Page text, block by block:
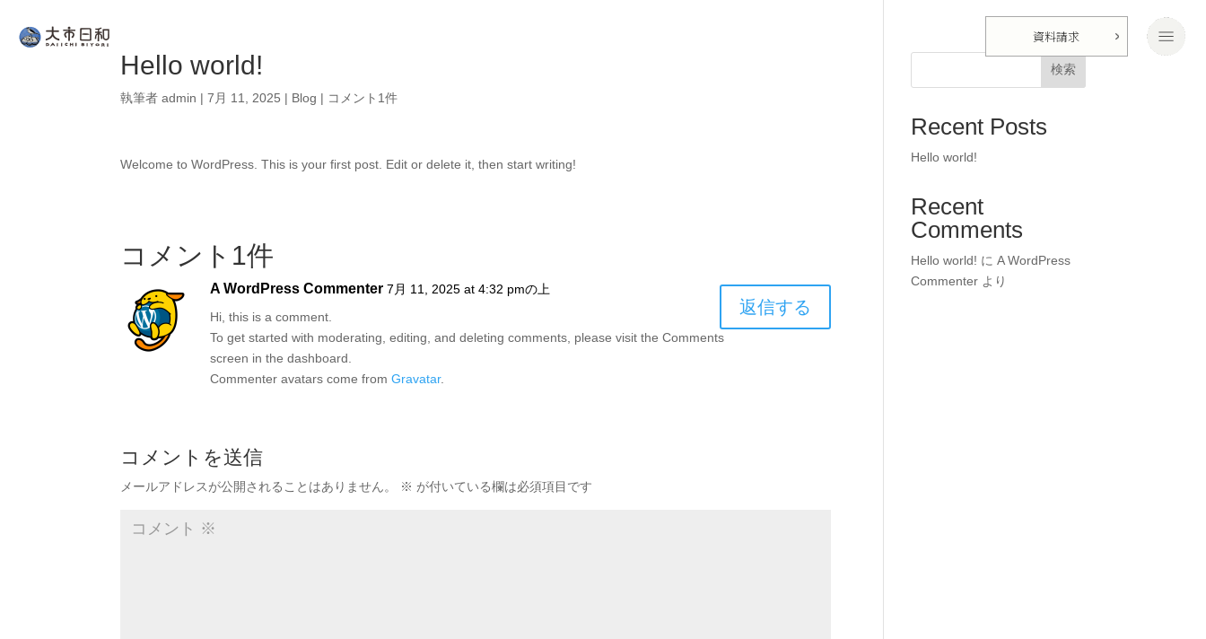
資料請求
Hello world!
執筆者admin |7月 11, 2025 | Blog | コメント1件
Welcome to WordPress. This is your first post. Edit or delete it, then start writing!
コメント1件
A WordPress Commenter 7月 11, 2025 at 4:32 pmの上
Hi, this is a comment.
To get started with moderating, editing, and deleting comments, please visit the Comments
screen in the dashboard.
Commenter avatars come fromGravatar.
返信する
コメントを送信
メールアドレスが公開されることはありません。 ※ が付いている欄は必須項目です
検索
Recent Posts
Hello world!
Recent
Comments
Hello world! にA WordPress
Commenter より